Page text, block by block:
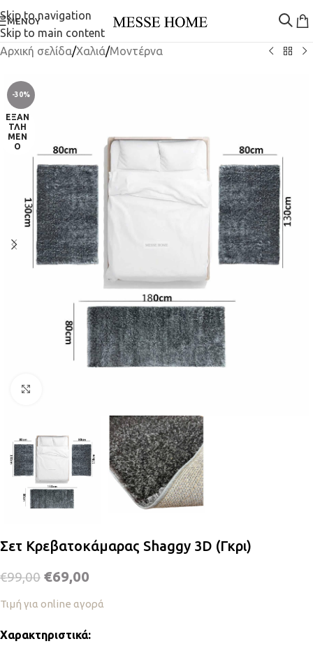
Skip to navigation
Skip to main content
ΜΕΝΟΎ
Αρχική σελίδα/Χαλιά/Μοντέρνα
-30%
ΕΞΑΝ
ΤΛΗ
ΜΈΝ
Ο
Σετ Κρεβατοκάμαρας Shaggy 3D (Γκρι)
€99,00 €69,00
Τιμή για online αγορά
Χαρακτηριστικά: